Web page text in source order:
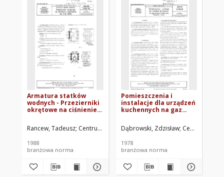
Armatura statków
wodnych - Przezierniki
okrętowe na ciśnienie
BN-88/3732-19
Rancew, Tadeusz Centrum Techniki Okrętowej w Gdańsku. Oprac.
1988
branżowa norma
Pomieszczenia i
instalacje dla urządzeń
kuchennych na gaz
Wymagania i badania
BN-78/3798-01
Dąbrowski, Zdzisław Centrum
1978
branżowa norma